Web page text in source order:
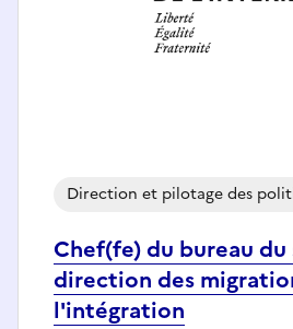
Chef(fe) du bureau du
direction des
l'intégration
Direction et pilotage des